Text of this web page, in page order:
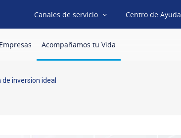
Canales de servicio Centro de Ayuda
Empresas Acompañamos tu Vida
de inversion ideal